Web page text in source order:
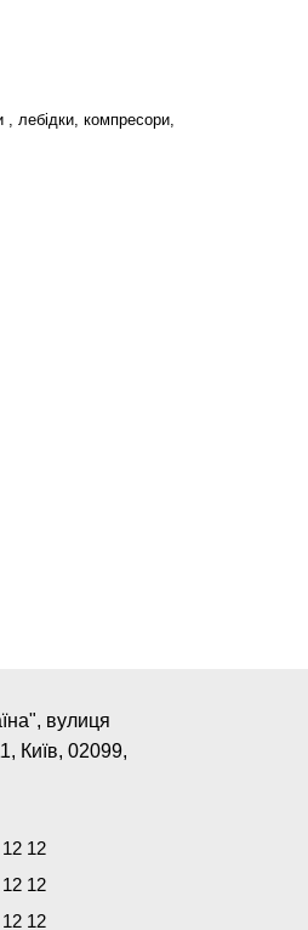
, лебідки, компресори,
вулиця
Київ, 02099,
12
12
12